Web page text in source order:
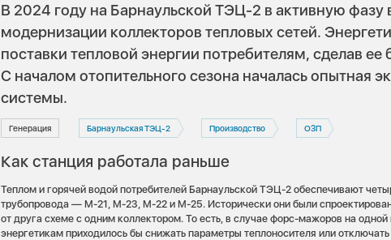
В 2024 году на Барнаульской ТЭЦ-2 в активную фазу
модернизации коллекторов тепловых сетей.
поставки тепловой энергии потребителям, сделав
C началом отопительного сезона началась опытная
системы.
Генерация Барнаульская ТЭЦ-2 Производство ОЗП
Как станция работала раньше
Теплом и горячей водой потребителей Барнаульской ТЭЦ-2 обеспечивают
трубопровода — М-21, М-23, М-22 и М-25. Исторически они были
от друга схеме с одним коллектором. То есть, в случае форс-мажоров на одной
энергетикам приходилось бы снижать параметры теплоносителя или